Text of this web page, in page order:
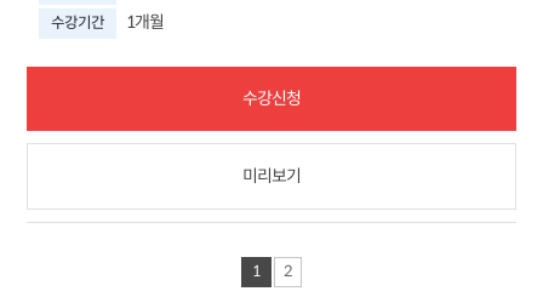
수강기간 1개월
수강신청
미리보기
1 2